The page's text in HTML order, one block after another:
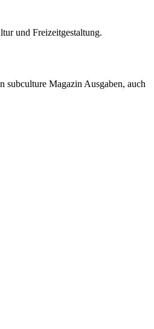
und Freizeitgestaltung.
subculture Magazin Ausgaben, auch